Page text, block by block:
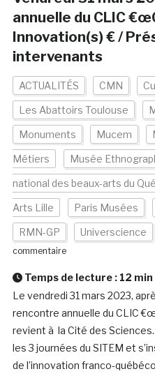
annuelle du CLIC
Innovation(s) € /
intervenants
ACTUALITÉS CMN
Les Abattoirs Toulouse
Monuments Mucem
Métiers Musée
national des beaux-arts du
Arts Lille Paris Musées
RMN-GP Universcience
commentaire
Temps de lecture : 12 min
Le vendredi 31 mars 2023,
rencontre annuelle du CLIC
revient à la Cité des
les 3 journées du SITEM et
de l’innovation franco-